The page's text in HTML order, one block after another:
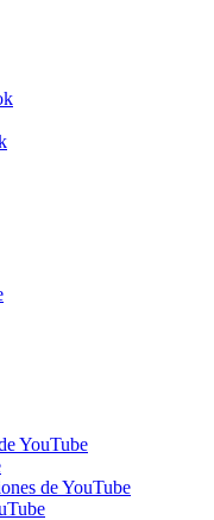
YouTube
de YouTube